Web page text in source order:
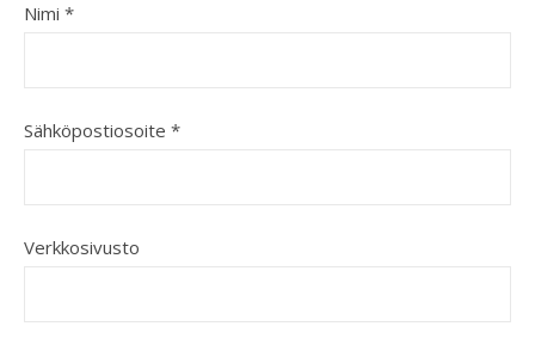
Nimi *
Sähköpostiosoite *
Verkkosivusto